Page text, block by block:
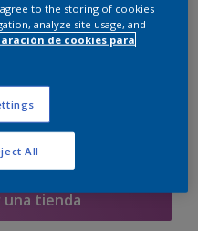
de pintura
Calcular
de deseos
una tienda
agree to the storing of cookies
analyze site usage, and
de cookies para
All